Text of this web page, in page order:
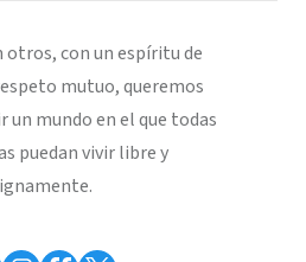
otros, con un espíritu de
mutuo, queremos
un mundo en el que todas
puedan vivir libre y